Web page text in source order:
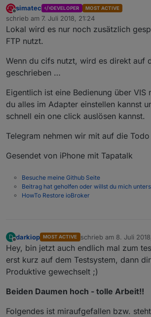
Offline
simatec DEVELOPER MOST ACTIVE
schrieb am 7. Juli 2018, 21:24
zuletzt editiert von
Lokal wird es nur noch zusätzlich
FTP nutzt.
Wenn du cifs nutzt, wird es direkt auf
geschrieben …
Eigentlich ist eine Bedienung über VIS
du alles im Adapter einstellen kannst
schnell ein one click auslösen kannst.
Telegram nehmen wir mit auf die
Gesendet von iPhone mit Tapatalk
Besuche meine Github Seite
Beitrag hat geholfen oder willst du mich
HowTo Restore ioBroker
D
Offline
darkiop MOST ACTIVE schrieb am 8. Juli
zuletzt editiert von7.
Hey, bin jetzt auch endlich mal zum
erst kurz auf dem Testsystem, dann
Produktive gewechselt ;)
Beiden Daumen hoch - tolle Arbeit!!
Folgendes ist miraufgefallen bzw.